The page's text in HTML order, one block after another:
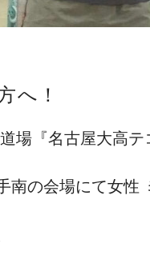
へ！
場『名古屋大高
南の会場にて女性